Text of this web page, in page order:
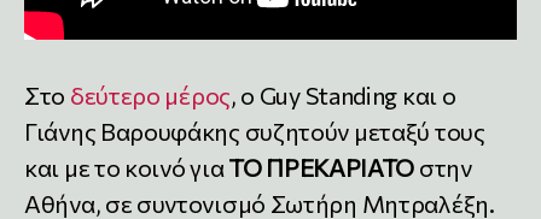
Στο δεύτερο μέρος, ο Guy Standing και ο
Γιάνης Βαρουφάκης συζητούν μεταξύ τους
και με το κοινό για ΤΟ ΠΡΕΚΑΡΙΑΤΟ στην
Αθήνα, σε συντονισμό Σωτήρη Μητραλέξη.